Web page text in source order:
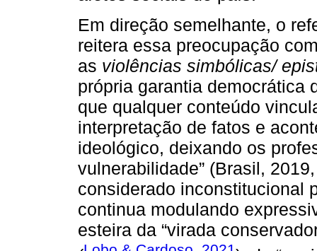
Em direção semelhante, o
reitera essa preocupação
as violências simbólicas/
própria garantia democrática
que qualquer conteúdo
interpretação de fatos e
ideológico, deixando os
vulnerabilidade” (Brasil,
considerado inconstitucional
continua modulando
esteira da “virada